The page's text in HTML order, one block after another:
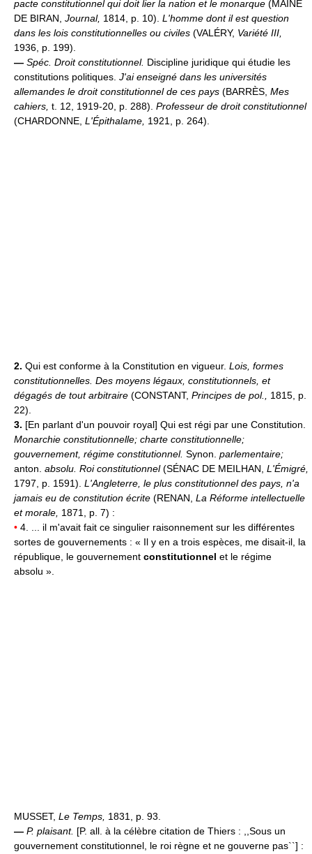
pacte constitutionnel qui doit lier la nation et le monarque (MAINE
DE BIRAN, Journal, 1814, p. 10). L'homme dont il est question
dans les lois constitutionnelles ou civiles (VALÉRY, Variété III,
1936, p. 199).
— Spéc. Droit constitutionnel. Discipline juridique qui étudie les
constitutions politiques. J'ai enseigné dans les universités
allemandes le droit constitutionnel de ces pays (BARRÈS, Mes
cahiers, t. 12, 1919-20, p. 288). Professeur de droit constitutionnel
(CHARDONNE, L'Épithalame, 1921, p. 264).
2. Qui est conforme à la Constitution en vigueur. Lois, formes
constitutionnelles. Des moyens légaux, constitutionnels, et
dégagés de tout arbitraire (CONSTANT, Principes de pol., 1815, p.
22).
3. [En parlant d'un pouvoir royal] Qui est régi par une Constitution.
Monarchie constitutionnelle; charte constitutionnelle;
gouvernement, régime constitutionnel. Synon. parlementaire;
anton. absolu. Roi constitutionnel(SÉNAC DE MEILHAN, L'Émigré,
1797, p. 1591). L'Angleterre, le plus constitutionnel des pays, n'a
jamais eu de constitution écrite (RENAN, La Réforme intellectuelle
et morale, 1871, p. 7) :
• 4. ... il m'avait fait ce singulier raisonnement sur les différentes
sortes de gouvernements : « Il y en a trois espèces, me disait-il, la
république, le gouvernement constitutionnel et le régime
absolu ».
MUSSET, Le Temps, 1831, p. 93.
— P. plaisant. [P. all. à la célèbre citation de Thiers : ,,Sous un
gouvernement constitutionnel, le roi règne et ne gouverne pas``] :